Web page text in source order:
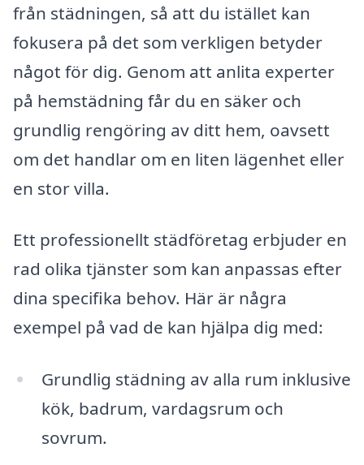
från städningen, så att du istället kan
fokusera på det som verkligen betyder
något för dig. Genom att anlita experter
på hemstädning får du en säker och
grundlig rengöring av ditt hem, oavsett
om det handlar om en liten lägenhet eller
en stor villa.
Ett professionellt städföretag erbjuder en
rad olika tjänster som kan anpassas efter
dina specifika behov. Här är några
exempel på vad de kan hjälpa dig med:
Grundlig städning av alla rum inklusive
kök, badrum, vardagsrum och
sovrum.